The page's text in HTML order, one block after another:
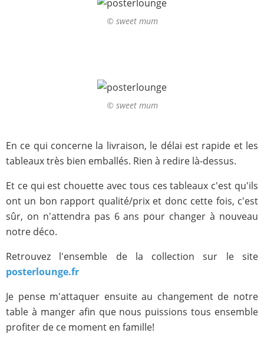
© sweet mum
© sweet mum
En ce qui concerne la livraison, le délai est rapide et les
tableaux très bien emballés. Rien à redire là-dessus.
Et ce qui est chouette avec tous ces tableaux c'est qu'ils
ont un bon rapport qualité/prix et donc cette fois, c'est
sûr, on n'attendra pas 6 ans pour changer à nouveau
notre déco.
Retrouvez l'ensemble de la collection sur le site
posterlounge.fr
Je pense m'attaquer ensuite au changement de notre
table à manger afin que nous puissions tous ensemble
profiter de ce moment en famille!